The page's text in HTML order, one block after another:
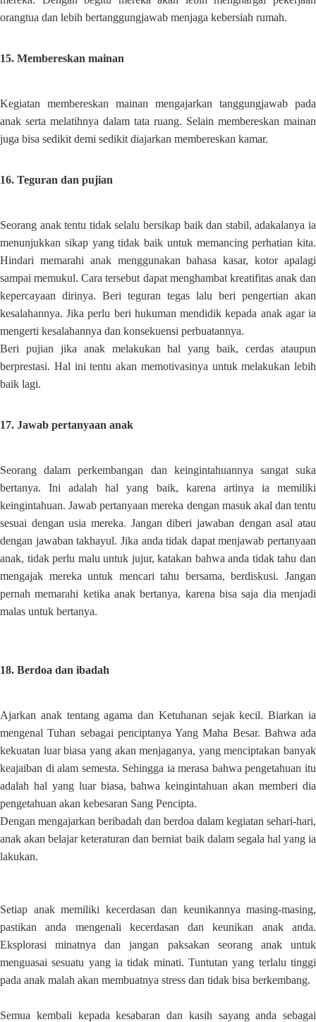
orangtua dan lebih bertanggungjawab menjaga kebersiah rumah.
15. Membereskan mainan
Kegiatan membereskan mainan mengajarkan tanggungjawab pada
anak serta melatihnya dalam tata ruang. Selain membereskan mainan
juga bisa sedikit demi sedikit diajarkan membereskan kamar.
16. Teguran dan pujian
Seorang anak tentu tidak selalu bersikap baik dan stabil, adakalanya ia
menunjukkan sikap yang tidak baik untuk memancing perhatian kita.
Hindari memarahi anak menggunakan bahasa kasar, kotor apalagi
sampai memukul. Cara tersebut dapat menghambat kreatifitas anak dan
kepercayaan dirinya. Beri teguran tegas lalu beri pengertian akan
kesalahannya. Jika perlu beri hukuman mendidik kepada anak agar ia
mengerti kesalahannya dan konsekuensi perbuatannya.
Beri pujian jika anak melakukan hal yang baik, cerdas ataupun
berprestasi. Hal ini tentu akan memotivasinya untuk melakukan lebih
baik lagi.
17. Jawab pertanyaan anak
Seorang dalam perkembangan dan keingintahuannya sangat suka
bertanya. Ini adalah hal yang baik, karena artinya ia memiliki
keingintahuan. Jawab pertanyaan mereka dengan masuk akal dan tentu
sesuai dengan usia mereka. Jangan diberi jawaban dengan asal atau
dengan jawaban takhayul. Jika anda tidak dapat menjawab pertanyaan
anak, tidak perlu malu untuk jujur, katakan bahwa anda tidak tahu dan
mengajak mereka untuk mencari tahu bersama, berdiskusi. Jangan
pernah memarahi ketika anak bertanya, karena bisa saja dia menjadi
malas untuk bertanya.
18. Berdoa dan ibadah
Ajarkan anak tentang agama dan Ketuhanan sejak kecil. Biarkan ia
mengenal Tuhan sebagai penciptanya Yang Maha Besar. Bahwa ada
kekuatan luar biasa yang akan menjaganya, yang menciptakan banyak
keajaiban di alam semesta. Sehingga ia merasa bahwa pengetahuan itu
adalah hal yang luar biasa, bahwa keingintahuan akan memberi dia
pengetahuan akan kebesaran Sang Pencipta.
Dengan mengajarkan beribadah dan berdoa dalam kegiatan sehari-hari,
anak akan belajar keteraturan dan berniat baik dalam segala hal yang ia
lakukan.
Setiap anak memiliki kecerdasan dan keunikannya masing-masing,
pastikan anda mengenali kecerdasan dan keunikan anak anda.
Eksplorasi minatnya dan jangan paksakan seorang anak untuk
menguasai sesuatu yang ia tidak minati. Tuntutan yang terlalu tinggi
pada anak malah akan membuatnya stress dan tidak bisa berkembang.
Semua kembali kepada kesabaran dan kasih sayang anda sebagai